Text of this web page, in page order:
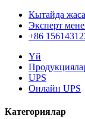
Кытайда
Эксперт
+86
Үй
UPS
Онлайн UPS
Категориялар